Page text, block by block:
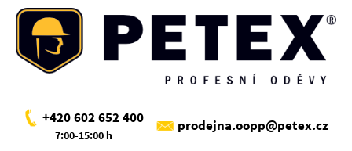
+420 602 652 400
7:00-15:00 h
prodejna.oopp@petex.cz